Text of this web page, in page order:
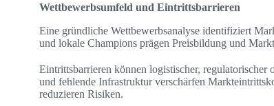
Wettbewerbsumfeld und Eintrittsbarrieren
Eine gründliche Wettbewerbsanalyse identifiziert
und lokale Champions prägen Preisbildung und
Eintrittsbarrieren können logistischer,
und fehlende Infrastruktur verschärfen
reduzieren Risiken.